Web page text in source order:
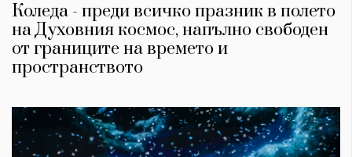
Коледа - преди всичко празник в полето
на Духовния космос, напълно свободен
от границите на времето и
пространството